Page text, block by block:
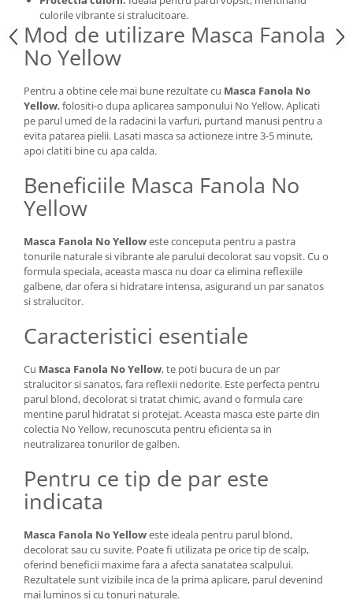
culorile vibrante si stralucitoare.
Mod de utilizare Masca Fanola
No Yellow
Pentru a obtine cele mai bune rezultate cu Masca Fanola No
Yellow, folositi-o dupa aplicarea samponului No Yellow. Aplicati
pe parul umed de la radacini la varfuri, purtand manusi pentru a
evita patarea pielii. Lasati masca sa actioneze intre 3-5 minute,
apoi clatiti bine cu apa calda.
Beneficiile Masca Fanola No
Yellow
Masca Fanola No Yelloweste conceputa pentru a pastra
tonurile naturale si vibrante ale parului decolorat sau vopsit. Cu o
formula speciala, aceasta masca nu doar ca elimina reflexiile
galbene, dar ofera si hidratare intensa, asigurand un par sanatos
si stralucitor.
Caracteristici esentiale
Cu Masca Fanola No Yellow, te poti bucura de un par
stralucitor si sanatos, fara reflexii nedorite. Este perfecta pentru
parul blond, decolorat si tratat chimic, avand o formula care
mentine parul hidratat si protejat. Aceasta masca este parte din
colectia No Yellow, recunoscuta pentru eficienta sa in
neutralizarea tonurilor de galben.
Pentru ce tip de par este
indicata
Masca Fanola No Yelloweste ideala pentru parul blond,
decolorat sau cu suvite. Poate fi utilizata pe orice tip de scalp,
oferind beneficii maxime fara a afecta sanatatea scalpului.
Rezultatele sunt vizibile inca de la prima aplicare, parul devenind
mai luminos si cu tonuri naturale.